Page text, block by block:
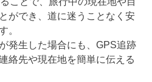
ができ、道に迷うことなく安
。
発生した場合にも、GPS追跡
絡先や現在地を簡単に伝える